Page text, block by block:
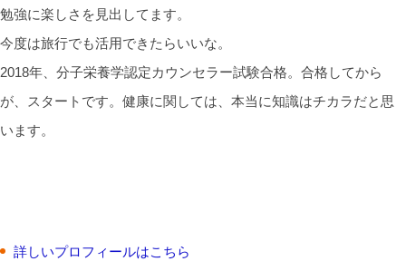
勉強に楽しさを見出してます。
今度は旅行でも活用できたらいいな。
2018年、分子栄養学認定カウンセラー試験合格。合格してから
が、スタートです。健康に関しては、本当に知識はチカラだと思
います。
詳しいプロフィールはこちら